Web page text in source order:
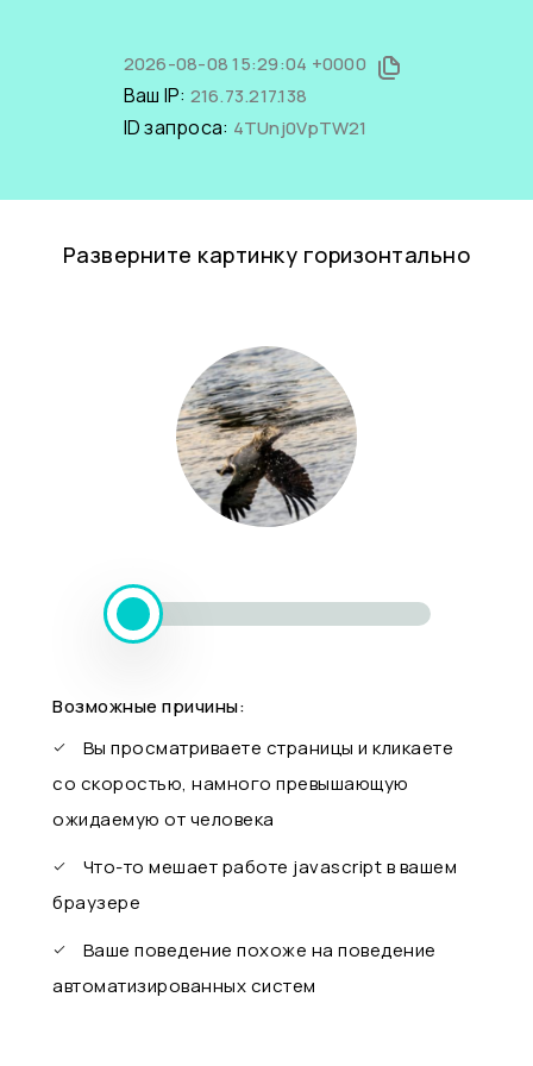
2026-08-08 15:29:04 +0000
Ваш IP: 216.73.217.138
ID запроса: 4TUnj0VpTW21
Разверните картинку горизонтально
Возможные причины:
Вы просматриваете страницы и кликаете
со скоростью, намного превышающую
ожидаемую от человека
Что-то мешает работе javascript в вашем
браузере
Ваше поведение похоже на поведение
автоматизированных систем